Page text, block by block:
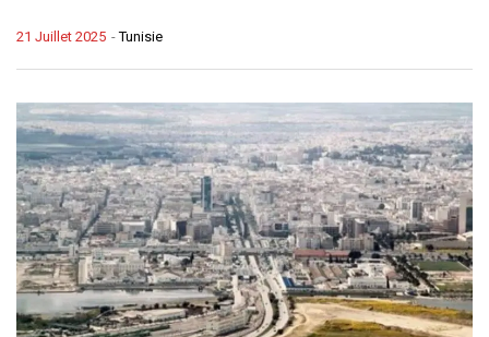
-Tunisie
21 Juillet 2025